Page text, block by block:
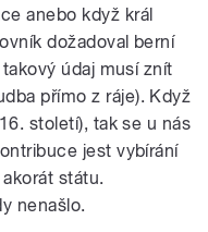
anebo když král
dožadoval berní
údaj musí znít
přímo z ráje). Když
století), tak se u nás
jest vybírání
státu.
nenašlo.